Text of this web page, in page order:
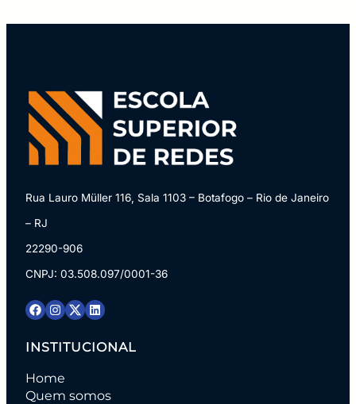
Rua Lauro Müller 116, Sala 1103 – Botafogo – Rio de Janeiro
– RJ
22290-906
CNPJ: 03.508.097/0001-36
INSTITUCIONAL
Home
Quem somos